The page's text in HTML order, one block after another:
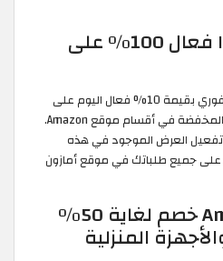
كود خصم امازون ١٠ فعال 100% على
يوفر كود خصم امازون تخفيض فوري بقيمة 10% فعال اليوم على
جميع المنتجات المخفضة وغير المخفضة في أقسام موقع Amazon.
العرض الموجود في هذه
جميع طلباتك في موقع أمازون
أقوى Amazon Code خصم لغاية 50%
المنزلية